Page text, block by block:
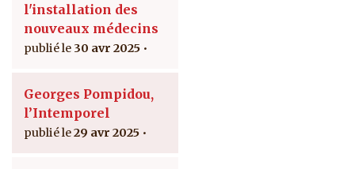
l'installation des
nouveaux médecins
30 avr 2025
Georges Pompidou,
l’Intemporel
29 avr 2025